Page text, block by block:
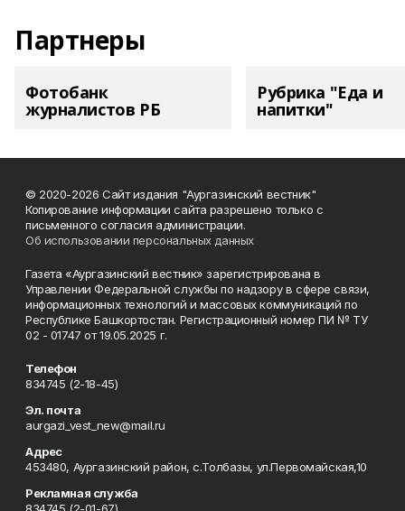
Партнеры
Фотобанк
журналистов РБ
Рубрика "Еда и
напитки"
© 2020-2026 Сайт издания "Аургазинский вестник"
Копирование информации сайта разрешено только с
письменного согласия администрации.
Об использовании персональных данных
Газета «Аургазинский вестник» зарегистрирована в
Управлении Федеральной службы по надзору в сфере связи,
информационных технологий и массовых коммуникаций по
Республике Башкортостан. Регистрационный номер ПИ № ТУ
02 - 01747 от 19.05.2025 г.
Телефон
834745 (2-18-45)
Эл. почта
aurgazi_vest_new@mail.ru
Адрес
453480, Аургазинский район, с.Толбазы, ул.Первомайская,10
Рекламная служба